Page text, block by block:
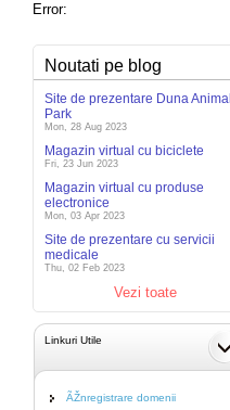
Error:
Noutati pe blog
Site de prezentare Duna Animal
Park
Mon, 28 Aug 2023
Magazin virtual cu biciclete
Fri, 23 Jun 2023
Magazin virtual cu produse
electronice
Mon, 03 Apr 2023
Site de prezentare cu servicii
medicale
Thu, 02 Feb 2023
Vezi toate
Linkuri Utile
ÃŽnregistrare domenii